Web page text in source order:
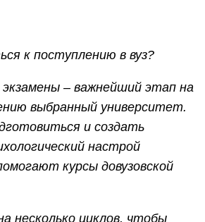
к поступлению в вуз?
– важнейший этап на
выбранный университет.
и создать
настрой
курсы довузовской
несколько циклов, чтобы